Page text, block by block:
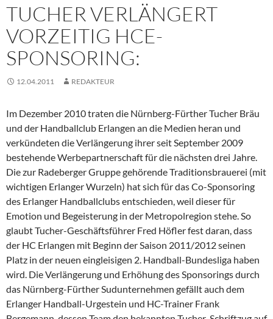
TUCHER VERLÄNGERT
VORZEITIG HCE-
SPONSORING:
12.04.2011 REDAKTEUR
Im Dezember 2010 traten die Nürnberg-Fürther Tucher Bräu
und der Handballclub Erlangen an die Medien heran und
verkündeten die Verlängerung ihrer seit September 2009
bestehende Werbepartnerschaft für die nächsten drei Jahre.
Die zur Radeberger Gruppe gehörende Traditionsbrauerei (mit
wichtigen Erlanger Wurzeln) hat sich für das Co-Sponsoring
des Erlanger Handballclubs entschieden, weil dieser für
Emotion und Begeisterung in der Metropolregion stehe. So
glaubt Tucher-Geschäftsführer Fred Höfler fest daran, dass
der HC Erlangen mit Beginn der Saison 2011/2012 seinen
Platz in der neuen eingleisigen 2. Handball-Bundesliga haben
wird. Die Verlängerung und Erhöhung des Sponsorings durch
das Nürnberg-Fürther Sudunternehmen gefällt auch dem
Erlanger Handball-Urgestein und HC-Trainer Frank